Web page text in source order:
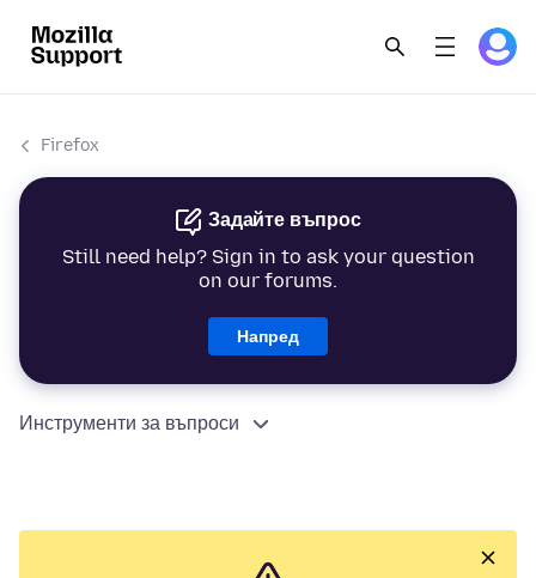
Firefox
Задайте въпрос
Still need help? Sign in to ask your question
on our forums.
Напред
Инструменти за въпроси